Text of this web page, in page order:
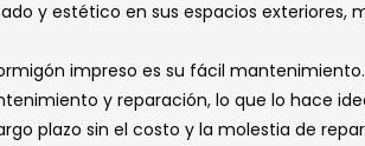
y estético en sus espacios exteriores,
impreso es su fácil
y reparación, lo que lo hace
plazo sin el costo y la molestia de